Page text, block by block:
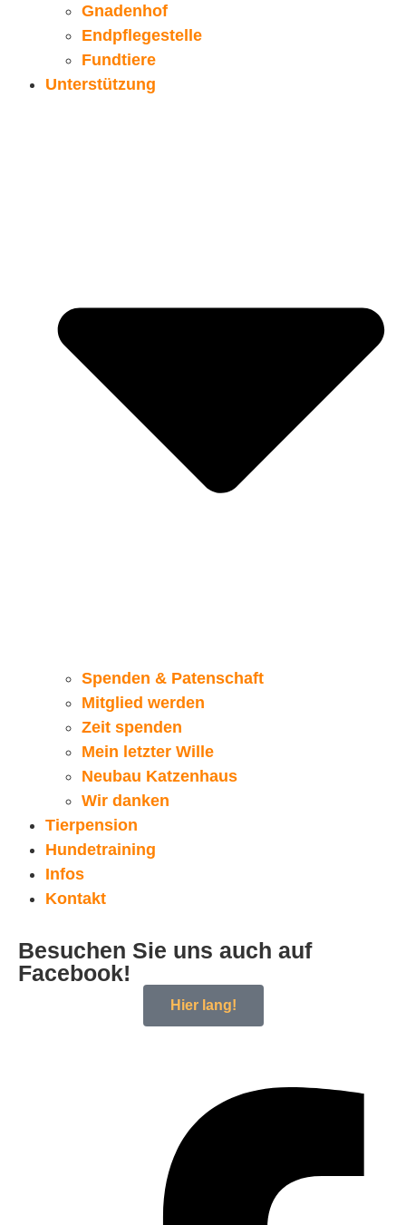
Gnadenhof
Endpflegestelle
Fundtiere
Unterstützung
Spenden & Patenschaft
Mitglied werden
Zeit spenden
Mein letzter Wille
Neubau Katzenhaus
Wir danken
Tierpension
Hundetraining
Infos
Kontakt
Besuchen Sie uns auch auf
Facebook!
Hier lang!